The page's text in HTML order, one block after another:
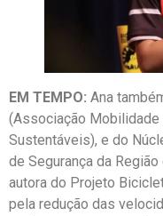
EM TEMPO: Ana
(Associação
Sustentáveis), e do
de Segurança da
autora do Projeto
pela redução das